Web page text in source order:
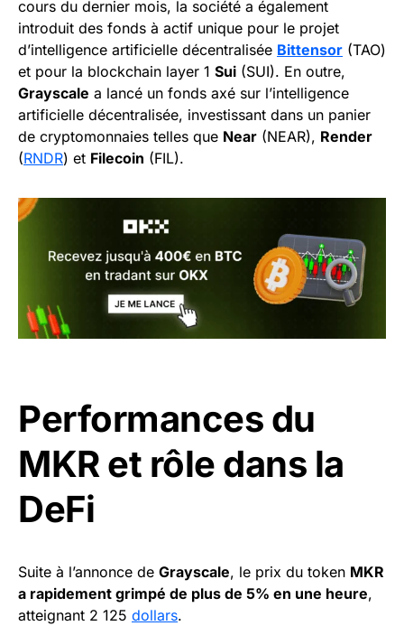
cours du dernier mois, la société a également
introduit des fonds à actif unique pour le projet
d’intelligence artificielle décentralisée Bittensor (TAO)
et pour la blockchain layer 1 Sui (SUI). En outre,
Grayscale a lancé un fonds axé sur l’intelligence
artificielle décentralisée, investissant dans un panier
de cryptomonnaies telles que Near (NEAR), Render
(RNDR) et Filecoin (FIL).
Performances du
MKR et rôle dans la
DeFi
Suite à l’annonce de Grayscale, le prix du token MKR
a rapidement grimpé de plus de 5% en une heure,
atteignant 2 125 dollars.